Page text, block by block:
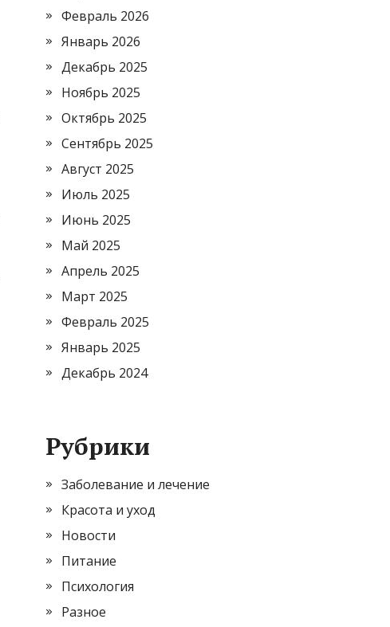
Февраль 2026
Январь 2026
Декабрь 2025
Ноябрь 2025
Октябрь 2025
Сентябрь 2025
Август 2025
Июль 2025
Июнь 2025
Май 2025
Апрель 2025
Март 2025
Февраль 2025
Январь 2025
Декабрь 2024
Рубрики
Заболевание и лечение
Красота и уход
Новости
Питание
Психология
Разное